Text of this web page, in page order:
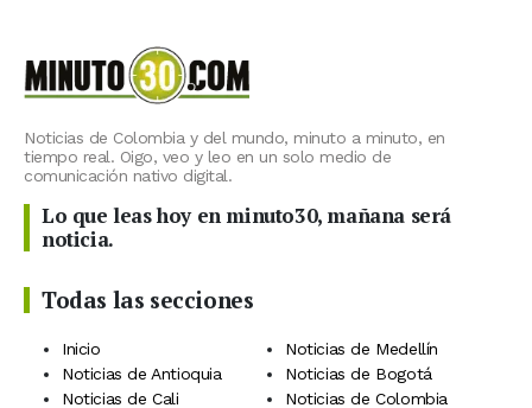
Noticias de Colombia y del mundo, minuto a minuto, en
tiempo real. Oigo, veo y leo en un solo medio de
comunicación nativo digital.
Lo que leas hoy en minuto30, mañana será
noticia.
Todas las secciones
Inicio
Noticias de Medellín
Noticias de Antioquia
Noticias de Bogotá
Noticias de Cali
Noticias de Colombia